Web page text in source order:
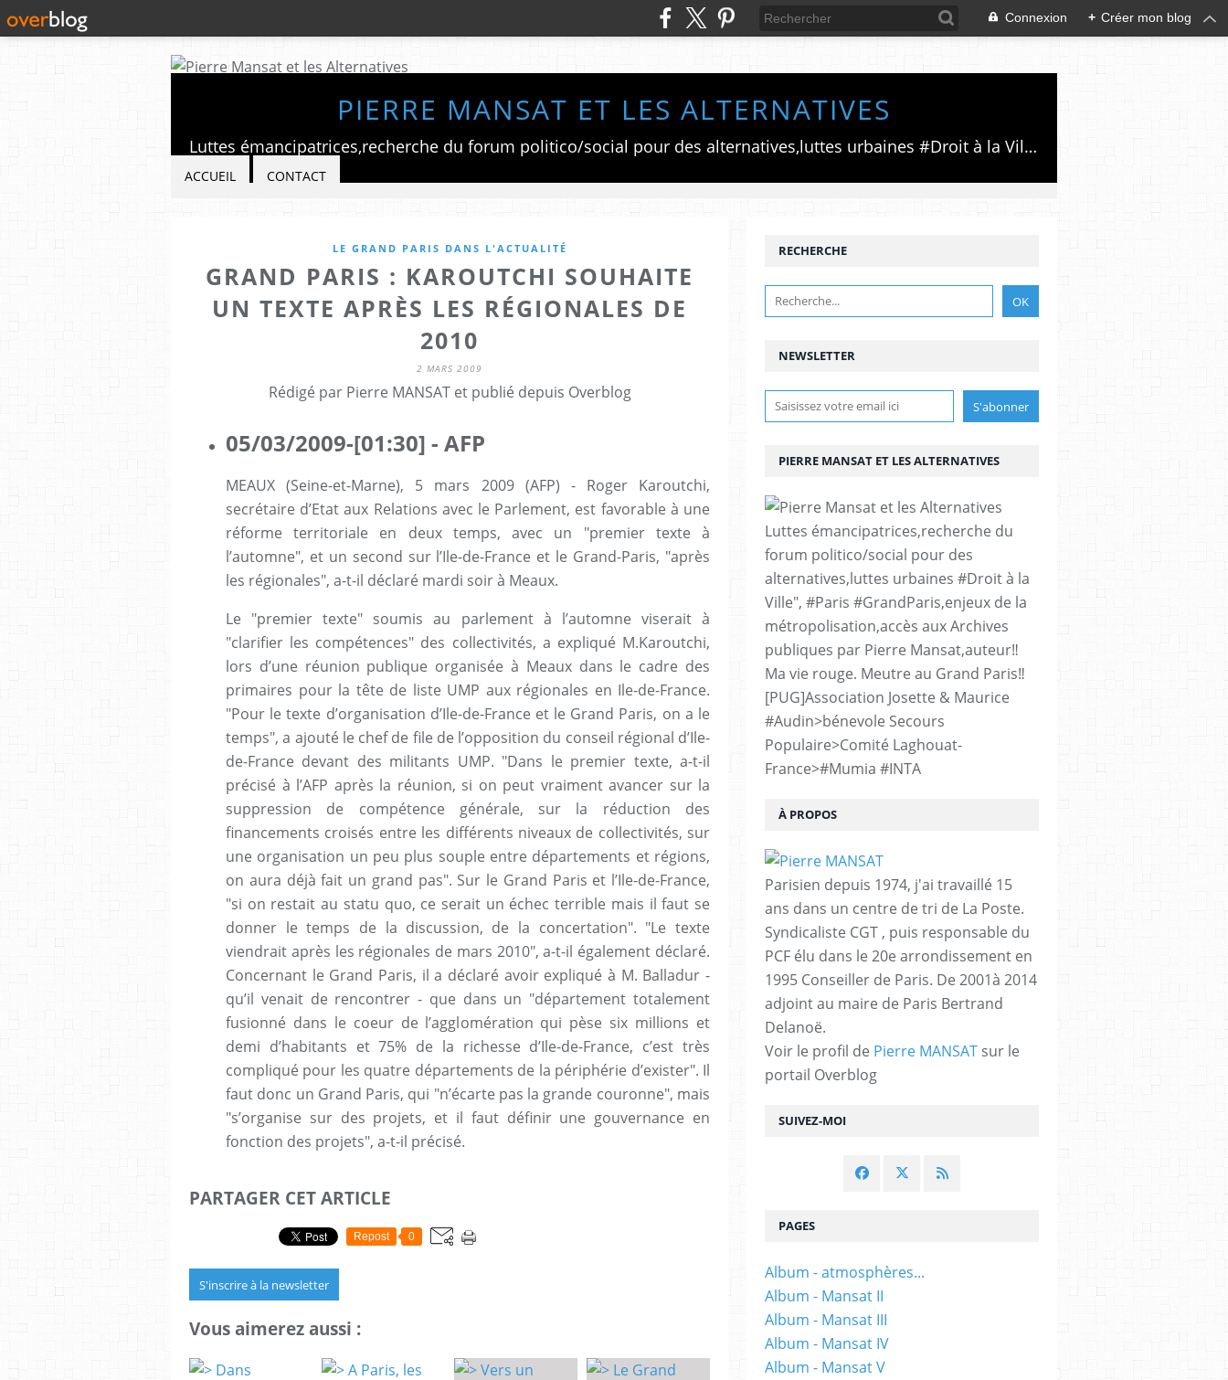
Connexion + Créer mon blog
PIERRE MANSAT ET LES ALTERNATIVES
Luttes émancipatrices,recherche du forum politico/social pour des alternatives,luttes urbaines #Droit à la Ville", #Paris #GrandParis,enjeux de la métropolisation,accès aux Archives publiques par Pierre Mansat,auteur‼️Ma vie rouge. Meutre au Grand Paris‼️[PUG]Association Josette & Maurice #Audin>bénevole Secours Populaire>Comité Laghouat-France>#Mumia #INTA
ACCUEIL CONTACT
LE GRAND PARIS DANS L'ACTUALITÉ
GRAND PARIS : KAROUTCHI SOUHAITE
UN TEXTE APRÈS LES RÉGIONALES DE
2010
2 MARS 2009
Rédigé par Pierre MANSAT et publié depuis Overblog
05/03/2009-[01:30] - AFP
MEAUX (Seine-et-Marne), 5 mars 2009 (AFP) - Roger Karoutchi,
secrétaire d’Etat aux Relations avec le Parlement, est favorable à une
réforme territoriale en deux temps, avec un "premier texte à
l’automne", et un second sur l’Ile-de-France et le Grand-Paris, "après
les régionales", a-t-il déclaré mardi soir à Meaux.
Le "premier texte" soumis au parlement à l’automne viserait à
"clarifier les compétences" des collectivités, a expliqué M.Karoutchi,
lors d’une réunion publique organisée à Meaux dans le cadre des
primaires pour la tête de liste UMP aux régionales en Ile-de-France.
"Pour le texte d’organisation d’Ile-de-France et le Grand Paris, on a le
temps", a ajouté le chef de file de l’opposition du conseil régional d’Ile-
de-France devant des militants UMP. "Dans le premier texte, a-t-il
précisé à l’AFP après la réunion, si on peut vraiment avancer sur la
suppression de compétence générale, sur la réduction des
financements croisés entre les différents niveaux de collectivités, sur
une organisation un peu plus souple entre départements et régions,
on aura déjà fait un grand pas". Sur le Grand Paris et l’Ile-de-France,
"si on restait au statu quo, ce serait un échec terrible mais il faut se
donner le temps de la discussion, de la concertation". "Le texte
viendrait après les régionales de mars 2010", a-t-il également déclaré.
Concernant le Grand Paris, il a déclaré avoir expliqué à M. Balladur -
qu’il venait de rencontrer - que dans un "département totalement
fusionné dans le coeur de l’agglomération qui pèse six millions et
demi d’habitants et 75% de la richesse d’Ile-de-France, c’est très
compliqué pour les quatre départements de la périphérie d’exister". Il
faut donc un Grand Paris, qui "n’écarte pas la grande couronne", mais
"s’organise sur des projets, et il faut définir une gouvernance en
fonction des projets", a-t-il précisé.
PARTAGER CET ARTICLE
Repost 0
S'inscrire à la newsletter
Vous aimerez aussi :
NEWSLETTER
SUIVEZ-MOI
RECHERCHE
PIERRE MANSAT ET LES ALTERNATIVES
Luttes émancipatrices,recherche du
forum politico/social pour des
alternatives,luttes urbaines #Droit à la
Ville", #Paris #GrandParis,enjeux de la
métropolisation,accès aux Archives
publiques par Pierre Mansat,auteur‼️
Ma vie rouge. Meutre au Grand Paris‼️
[PUG]Association Josette & Maurice
#Audin>bénevole Secours
Populaire>Comité Laghouat-
France>#Mumia #INTA
À PROPOS
Parisien depuis 1974, j'ai travaillé 15
ans dans un centre de tri de La Poste.
Syndicaliste CGT , puis responsable du
PCF élu dans le 20e arrondissement en
1995 Conseiller de Paris. De 2001à 2014
adjoint au maire de Paris Bertrand
Delanoë.
Voir le profil de Pierre MANSAT sur le
portail Overblog
PAGES
Album - atmosphères...
Album - Mansat II
Album - Mansat III
Album - Mansat IV
Album - Mansat V